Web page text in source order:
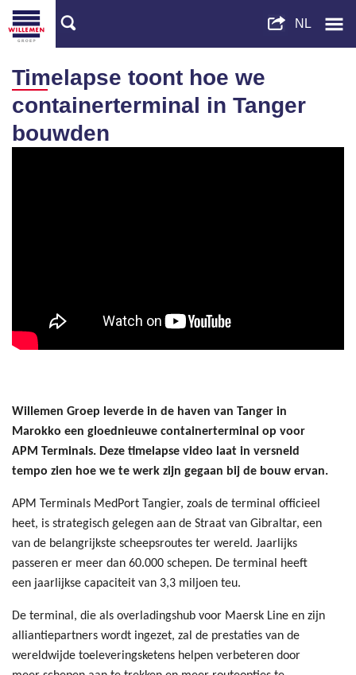
Timelapse toont hoe we
containerterminal in Tanger
bouwden
Willemen Groep leverde in de haven van Tanger in
Marokko een gloednieuwe containerterminal op voor
APM Terminals. Deze timelapse video laat in versneld
tempo zien hoe we te werk zijn gegaan bij de bouw ervan.
APM Terminals MedPort Tangier, zoals de terminal officieel
heet, is strategisch gelegen aan de Straat van Gibraltar, een
van de belangrijkste scheepsroutes ter wereld. Jaarlijks
passeren er meer dan 60.000 schepen. De terminal heeft
een jaarlijkse capaciteit van 3,3 miljoen teu.
De terminal, die als overladingshub voor Maersk Line en zijn
alliantiepartners wordt ingezet, zal de prestaties van de
wereldwijde toeleveringsketens helpen verbeteren door